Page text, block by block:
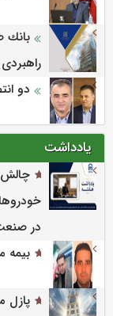
بانك
دو
یادداشت
در
بیمه